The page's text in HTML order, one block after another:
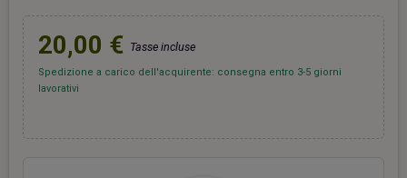
20,00 € Tasse incluse
Spedizione a carico dell'acquirente: consegna entro 3-5 giorni
lavorativi